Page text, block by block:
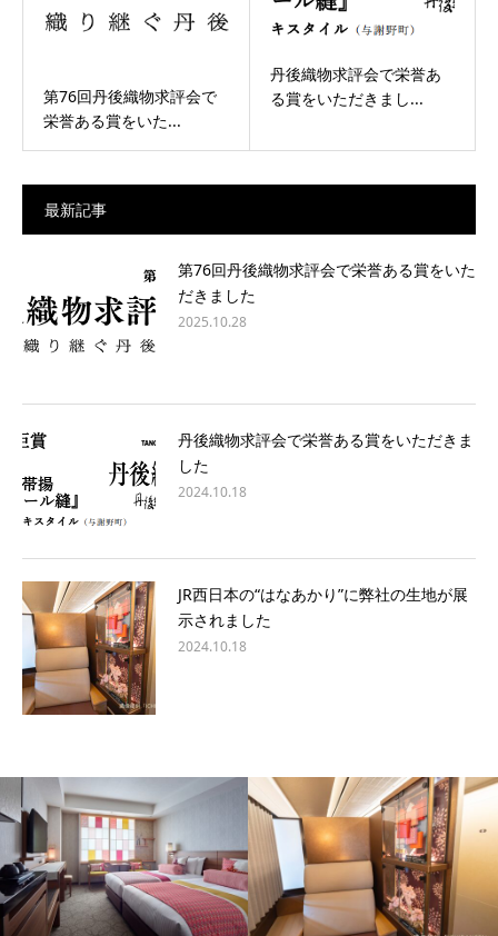
第76回丹後織物求評会で
栄誉ある賞をいた...
丹後織物求評会で栄誉あ
る賞をいただきまし...
最新記事
第76回丹後織物求評会で栄誉ある賞をいた
だきました
2025.10.28
丹後織物求評会で栄誉ある賞をいただきま
した
2024.10.18
JR西日本の“はなあかり”に弊社の生地が展
示されました
2024.10.18